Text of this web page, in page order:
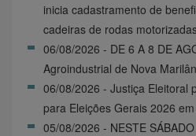
inicia cadastramento de
cadeiras de rodas
06/08/2026 - DE 6 A 8 DE
Agroindustrial de Nova
06/08/2026 - Justiça Eleitoral
para Eleições Gerais 2026
05/08/2026 - NESTE